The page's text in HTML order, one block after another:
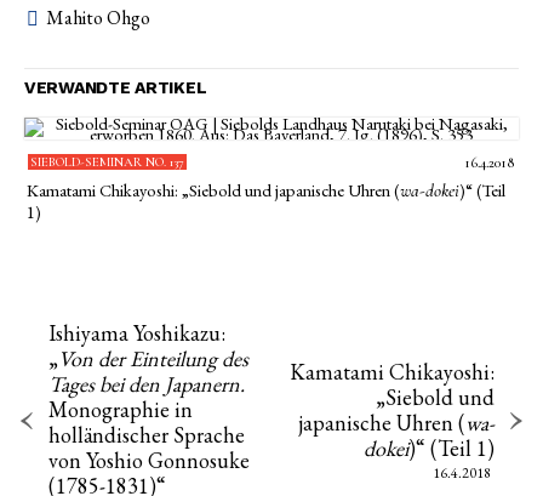
Mahito Ohgo
VERWANDTE ARTIKEL
SIEBOLD-SEMINAR NO. 137 16.4.2018
Kamatami Chikayoshi: „Siebold und japanische Uhren (wa-dokei)“ (Teil
1)
Ishiyama Yoshikazu:
„Von der Einteilung des
Tages bei den Japanern.
Monographie in
holländischer Sprache
von Yoshio Gonnosuke
(1785-1831)“
Kamatami Chikayoshi:
„Siebold und
japanische Uhren (wa-
dokei)“ (Teil 1)
16.4.2018